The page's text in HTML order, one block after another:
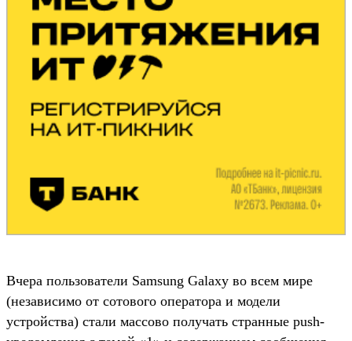
Вчера пользователи Samsung Galaxy во всем мире
(независимо от сотового оператора и модели
устройства) стали массово получать странные push-